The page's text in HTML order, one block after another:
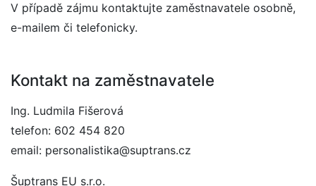
V případě zájmu kontaktujte zaměstnavatele osobně,
e-mailem či telefonicky.
Kontakt na zaměstnavatele
Ing. Ludmila Fišerová
telefon: 602 454 820
email: personalistika@suptrans.cz
Šuptrans EU s.r.o.